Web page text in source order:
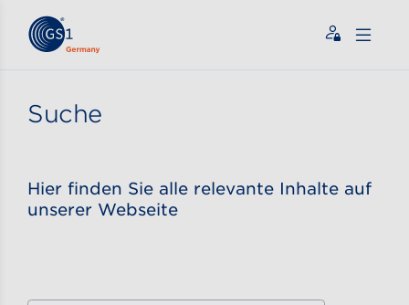
Zum Inhalt gehen
Suche
Hier finden Sie alle relevante Inhalte auf
unserer Webseite